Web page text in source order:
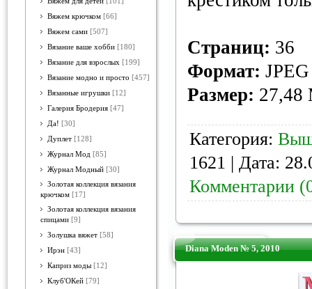
Вяжем крючком [66]
Вяжем сами [507]
Вязание ваше хобби [180]
Вязание для взрослых [199]
Вязание модно и просто [457]
Вязанные игрушки [12]
Галерия Бродерия [47]
Да! [30]
Дуплет [128]
Журнал Мод [85]
Журнал Модный [30]
Золотая коллекция вязания
крючком [17]
Золотая коллекция вязания
спицами [9]
Золушка вяжет [58]
Ирэн [43]
Каприз моды [12]
Клуб'ОКей [79]
Страниц: 36
Формат: JPEG
Размер: 27,48
Категория:
1621 | Дата:
Комментарии
Diana Moden № 5, 2010